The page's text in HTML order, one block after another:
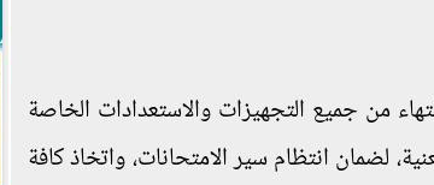
من جميع التجهيزات والاستعدادات الخاصة
لضمان انتظام سير الامتحانات، واتخاذ كافة